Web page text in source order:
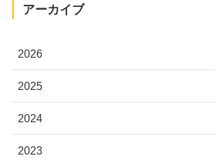
アーカイブ
2026
2025
2024
2023